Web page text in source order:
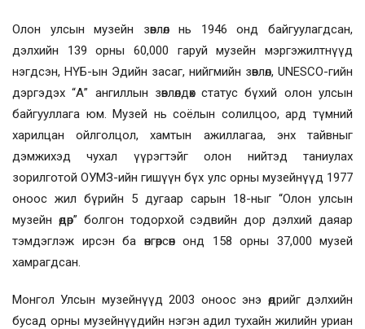
Олон улсын музейн зөвлөл нь 1946 онд байгуулагдсан,
дэлхийн 139 орны 60,000 гаруй музейн мэргэжилтнүүд
нэгдсэн, НҮБ-ын Эдийн засаг, нийгмийн зөвлөл, UNESCO-гийн
дэргэдэх “А” ангиллын зөвлөлдөх статус бүхий олон улсын
байгууллага юм. Музей нь соёлын солилцоо, ард түмний
харилцан ойлголцол, хамтын ажиллагаа, энх тайвныг
дэмжихэд чухал үүрэгтэйг олон нийтэд таниулах
зорилготой ОУМЗ-ийн гишүүн бүх улс орны музейнүүд 1977
оноос жил бүрийн 5 дугаар сарын 18-ныг “Олон улсын
музейн өдөр” болгон тодорхой сэдвийн дор дэлхий даяар
тэмдэглэж ирсэн ба өнгөрсөн онд 158 орны 37,000 музей
хамрагдсан.
Монгол Улсын музейнүүд 2003 оноос энэ өдрийг дэлхийн
бусад орны музейнүүдийн нэгэн адил тухайн жилийн уриан